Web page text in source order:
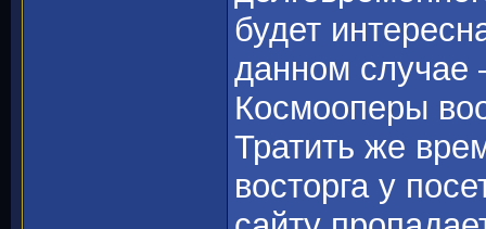
будет
данном случае
Космооперы
Тратить же
восторга у